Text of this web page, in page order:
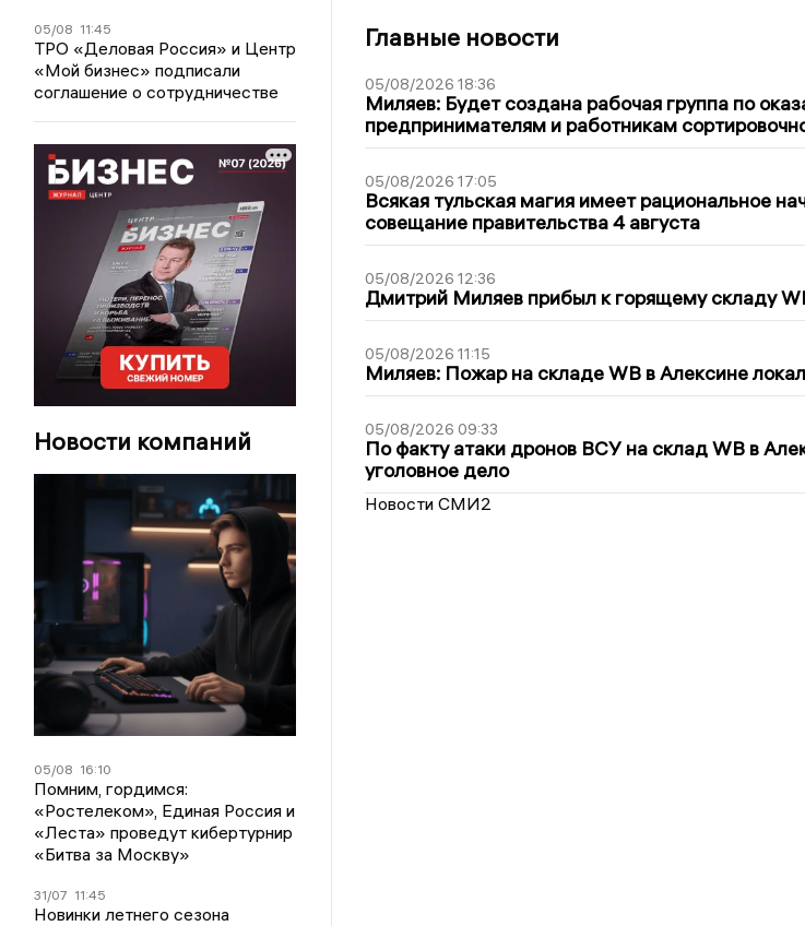
05/08 11:45
ТРО «Деловая Россия» и Центр
«Мой бизнес» подписали
соглашение о сотрудничестве
Новости компаний
05/08 16:10
Помним, гордимся:
«Ростелеком», Единая Россия и
«Леста» проведут кибертурнир
«Битва за Москву»
31/07 11:45
Новинки летнего сезона
Главные новости
05/08/2026 18:36
Миляев: Будет создана рабочая группа по
предпринимателям и работникам
05/08/2026 17:05
Всякая тульская магия имеет рациональное
совещание правительства 4 августа
05/08/2026 12:36
Дмитрий Миляев прибыл к горящему складу
05/08/2026 11:15
Миляев: Пожар на складе WB в Алексине
05/08/2026 09:33
По факту атаки дронов ВСУ на склад WB в
уголовное дело
Новости СМИ2